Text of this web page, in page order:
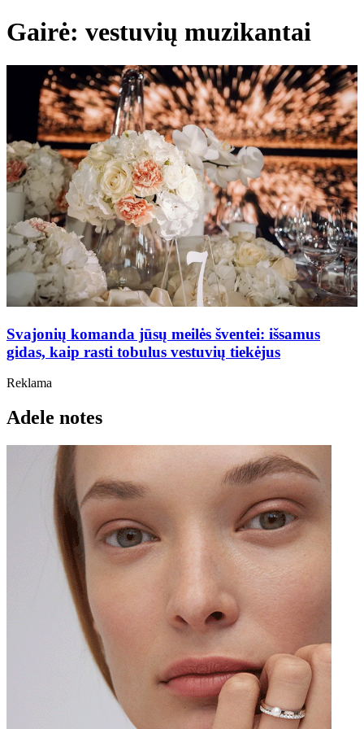
Gairė: vestuvių muzikantai
Svajonių komanda jūsų meilės šventei: išsamus
gidas, kaip rasti tobulus vestuvių tiekėjus
Reklama
Adele notes